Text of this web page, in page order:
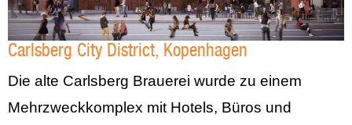
Carlsberg City District, Kopenhagen
Die alte Carlsberg Brauerei wurde zu einem
Mehrzweckkomplex mit Hotels, Büros und